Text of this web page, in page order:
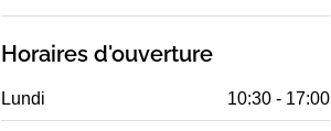
Horaires d'ouverture
Lundi 10:30 - 17:00